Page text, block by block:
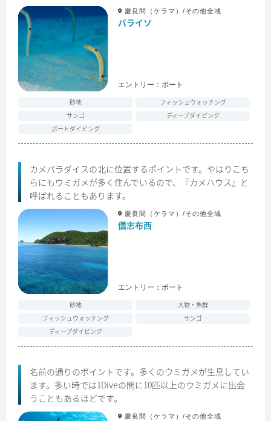
慶良間（ケラマ）/その他全域
パライソ
エントリー： ボート
砂地
フィッシュウォッチング
サンゴ
ディープダイビング
ボートダイビング
カメパラダイスの北に位置するポイントです。やはりこち
らにもウミガメが多く住んでいるので、『カメハウス』と
呼ばれることもあります。
慶良間（ケラマ）/その他全域
儀志布西
エントリー： ボート
砂地
大物・魚群
フィッシュウォッチング
サンゴ
ディープダイビング
名前の通りのポイントです。多くのウミガメが生息してい
ます。多い時では1Diveの間に10匹以上のウミガメに出会
うこともあるほどです。
慶良間（ケラマ）/その他全域